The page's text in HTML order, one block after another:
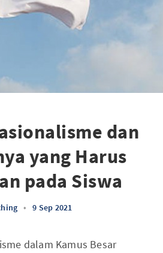
dan
yang Harus
pada Siswa
• 9 Sep 2021
dalam Kamus Besar